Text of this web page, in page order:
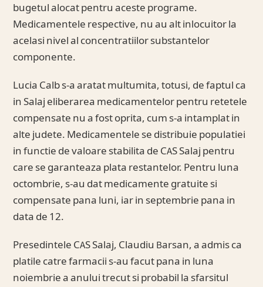
bugetul alocat pentru aceste programe.
Medicamentele respective, nu au alt inlocuitor la
acelasi nivel al concentratiilor substantelor
componente.
Lucia Calb s-a aratat multumita, totusi, de faptul ca
in Salaj eliberarea medicamentelor pentru retetele
compensate nu a fost oprita, cum s-a intamplat in
alte judete. Medicamentele se distribuie populatiei
in functie de valoare stabilita de CAS Salaj pentru
care se garanteaza plata restantelor. Pentru luna
octombrie, s-au dat medicamente gratuite si
compensate pana luni, iar in septembrie pana in
data de 12.
Presedintele CAS Salaj, Claudiu Barsan, a admis ca
platile catre farmacii s-au facut pana in luna
noiembrie a anului trecut si probabil la sfarsitul